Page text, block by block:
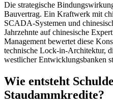
Die strategische
Bauvertrag. Ein Kraftwerk mit
SCADA-Systemen und
Jahrzehnte auf chinesische
Management bewertet diese
technische Lock-in-Architektur,
westlicher Entwicklungsbanken
Wie entsteht
Staudammkredite?